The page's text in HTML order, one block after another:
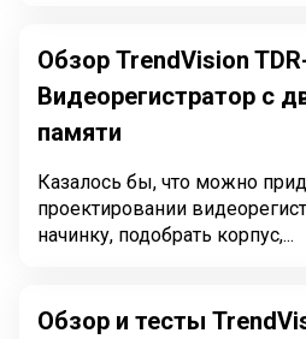
Обзор TrendVision
Видеорегистратор с
памяти
Казалось бы, что можно
проектировании
начинку, подобрать корпус,...
Обзор и тесты